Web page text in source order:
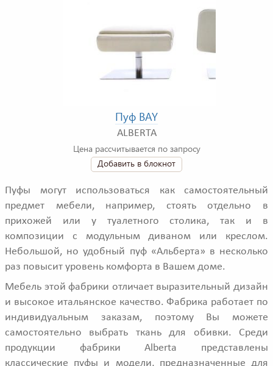
Пуф BAY
ALBERTA
Цена рассчитывается по запросу
Добавить в блокнот
Пуфы могут использоваться как самостоятельный
предмет мебели, например, стоять отдельно в
прихожей или у туалетного столика, так и в
композиции с модульным диваном или креслом.
Небольшой, но удобный пуф «Альберта» в несколько
раз повысит уровень комфорта в Вашем доме.
Мебель этой фабрики отличает выразительный дизайн
и высокое итальянское качество. Фабрика работает по
индивидуальным заказам, поэтому Вы можете
самостоятельно выбрать ткань для обивки. Среди
продукции фабрики Alberta представлены
классические пуфы и модели, предназначенные для